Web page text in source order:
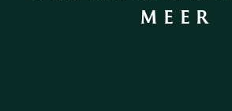
MEER